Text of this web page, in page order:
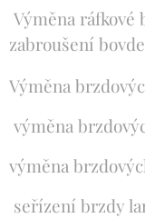
Výměna ráfkové
zabroušení
Výměna
výměna
výměna
seřízení brzdy